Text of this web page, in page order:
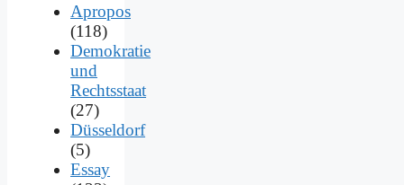
Apropos
(118)
Demokratie
und
Rechtsstaat
(27)
Düsseldorf
(5)
Essay